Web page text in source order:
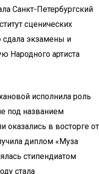
Санкт-Петербургский
сценических
сдала экзамены и
Народного артиста
исполнила роль
под названием
оказались в восторге от
диплом «Муза
стипендиатом
стала